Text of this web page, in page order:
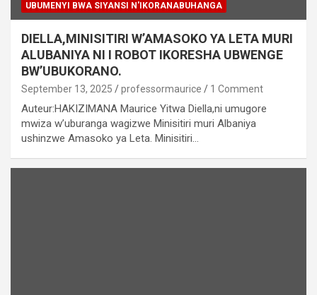
UBUMENYI BWA SIYANSI N'IKORANABUHANGA
DIELLA,MINISITIRI W’AMASOKO YA LETA MURI
ALUBANIYA NI I ROBOT IKORESHA UBWENGE
BW’UBUKORANO.
September 13, 2025 professormaurice 1 Comment
Auteur:HAKIZIMANA Maurice Yitwa Diella,ni umugore
mwiza w’uburanga wagizwe Minisitiri muri Albaniya
ushinzwe Amasoko ya Leta. Minisitiri…